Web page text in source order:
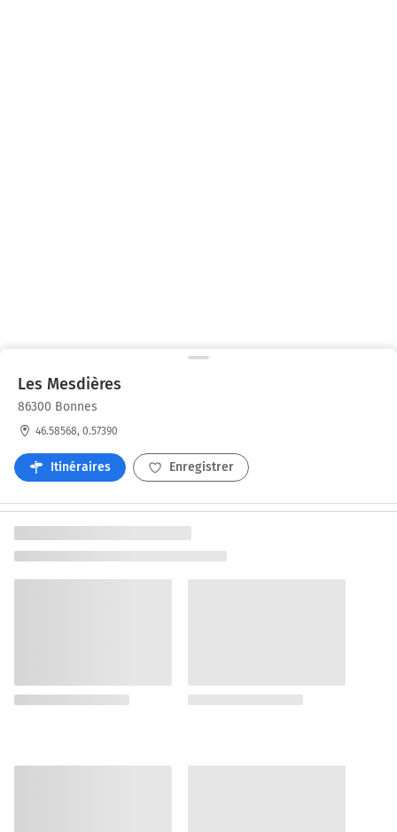
Les Mesdières
86300 Bonnes
46.58568, 0.57390
Itinéraires Enregistrer